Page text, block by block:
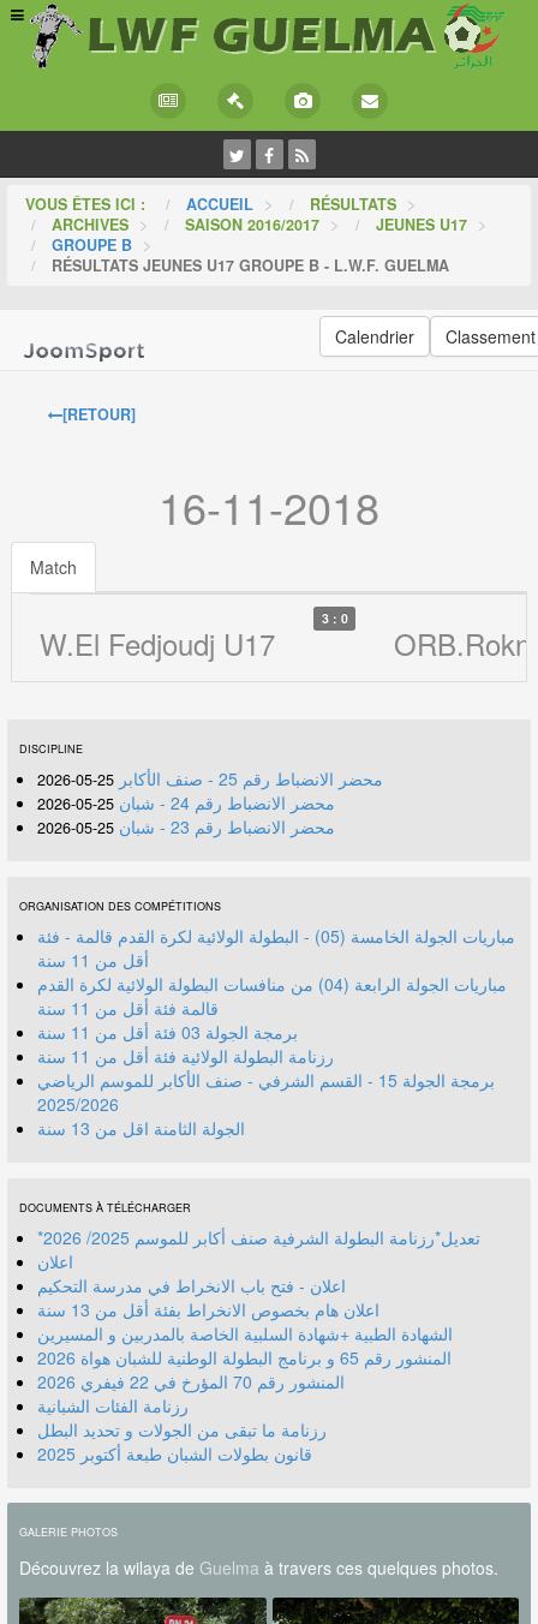
VOUS ÊTES ICI : ACCUEIL > RÉSULTATS >
ARCHIVES > SAISON 2016/2017 > JEUNES U17 >
GROUPE B >
RÉSULTATS JEUNES U17 GROUPE B - L.W.F. GUELMA
Calendrier Classement
[RETOUR]
16-11-2018
Match
W.El Fedjoudj U17
3 : 0
DISCIPLINE
محضر الانضباط رقم 25 - صنف الأكابر 25-05-2026
محضر الانضباط رقم 24 - شبان 25-05-2026
محضر الانضباط رقم 23 - شبان 25-05-2026
ORGANISATION DES COMPÉTITIONS
مباريات الجولة الخامسة (05) - البطولة الولائية لكرة القدم قالمة - فئة
أقل من 11 سنة
مباريات الجولة الرابعة (04) من منافسات البطولة الولائية لكرة القدم
قالمة فئة أقل من 11 سنة
برمجة الجولة 03 فئة أقل من 11 سنة
رزنامة البطولة الولائية فئة أقل من 11 سنة
برمجة الجولة 15 - القسم الشرفي - صنف الأكابر للموسم الرياضي
2025/2026
الجولة الثامنة اقل من 13 سنة
DOCUMENTS À TÉLÉCHARGER
*تعديل*رزنامة البطولة الشرفية صنف أكابر للموسم 2025/ 2026
اعلان
اعلان - فتح باب الانخراط في مدرسة التحكيم
اعلان هام بخصوص الانخراط بفئة أقل من 13 سنة
الشهادة الطبية +شهادة السلبية الخاصة بالمدربين و المسيرين
المنشور رقم 70 المؤرخ في 22 فيفري 2026
رزنامة الفئات الشبانية
رزنامة ما تبقى من الجولات و تحديد البطل
قانون بطولات الشبان طبعة أكتوبر 2025
GALERIE PHOTOS
Découvrez la wilaya de Guelmaà travers ces quelques photos.